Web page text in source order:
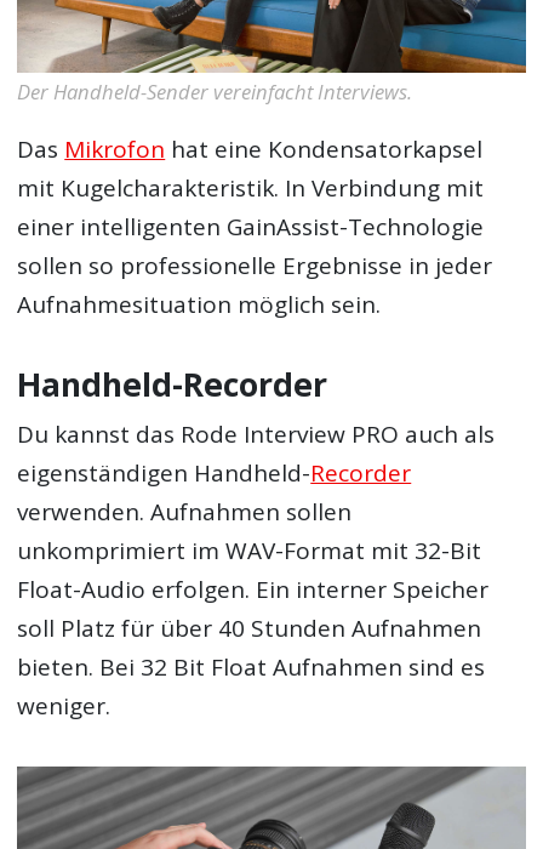
Der Handheld-Sender vereinfacht Interviews.
Das Mikrofon hat eine Kondensatorkapsel
mit Kugelcharakteristik. In Verbindung mit
einer intelligenten GainAssist-Technologie
sollen so professionelle Ergebnisse in jeder
Aufnahmesituation möglich sein.
Handheld-Recorder
Du kannst das Rode Interview PRO auch als
eigenständigen Handheld-Recorder
verwenden. Aufnahmen sollen
unkomprimiert im WAV-Format mit 32-Bit
Float-Audio erfolgen. Ein interner Speicher
soll Platz für über 40 Stunden Aufnahmen
bieten. Bei 32 Bit Float Aufnahmen sind es
weniger.